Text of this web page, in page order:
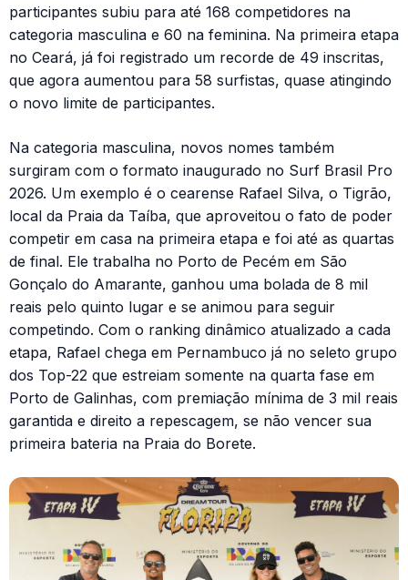
participantes subiu para até 168 competidores na
categoria masculina e 60 na feminina. Na primeira etapa
no Ceará, já foi registrado um recorde de 49 inscritas,
que agora aumentou para 58 surfistas, quase atingindo
o novo limite de participantes.
Na categoria masculina, novos nomes também
surgiram com o formato inaugurado no Surf Brasil Pro
2026. Um exemplo é o cearense Rafael Silva, o Tigrão,
local da Praia da Taíba, que aproveitou o fato de poder
competir em casa na primeira etapa e foi até as quartas
de final. Ele trabalha no Porto de Pecém em São
Gonçalo do Amarante, ganhou uma bolada de 8 mil
reais pelo quinto lugar e se animou para seguir
competindo. Com o ranking dinâmico atualizado a cada
etapa, Rafael chega em Pernambuco já no seleto grupo
dos Top-22 que estreiam somente na quarta fase em
Porto de Galinhas, com premiação mínima de 3 mil reais
garantida e direito a repescagem, se não vencer sua
primeira bateria na Praia do Borete.